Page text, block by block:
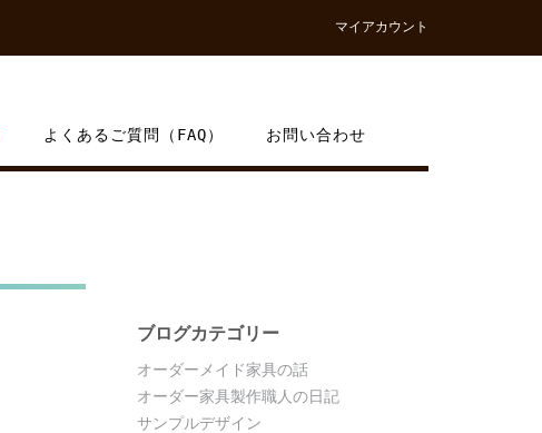
マイアカウント
よくあるご質問（FAQ） お問い合わせ
ブログカテゴリー
オーダーメイド家具の話
オーダー家具製作職人の日記
サンプルデザイン